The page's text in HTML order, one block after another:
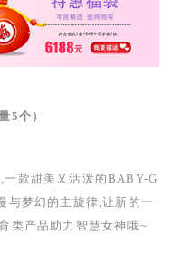
5个）
款甜美又活泼的BABY-G
与梦幻的主旋律,让新的一
类产品助力智慧女神哦~